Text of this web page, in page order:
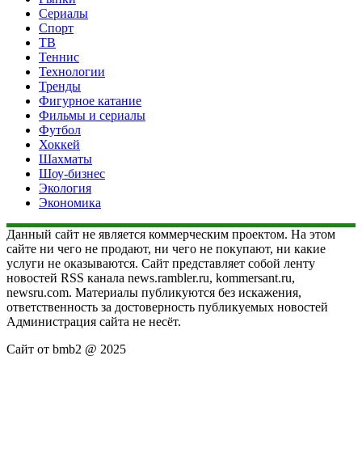
Сериалы
Спорт
ТВ
Теннис
Технологии
Тренды
Фигурное катание
Фильмы и сериалы
Футбол
Хоккей
Шахматы
Шоу-бизнес
Экология
Экономика
Данный сайт не является коммерческим проектом. На этом
сайте ни чего не продают, ни чего не покупают, ни какие
услуги не оказываются. Сайт представляет собой ленту
новостей RSS канала news.rambler.ru, kommersant.ru,
newsru.com. Материалы публикуются без искажения,
ответственность за достоверность публикуемых новостей
Администрация сайта не несёт.
Сайт от bmb2 @ 2025